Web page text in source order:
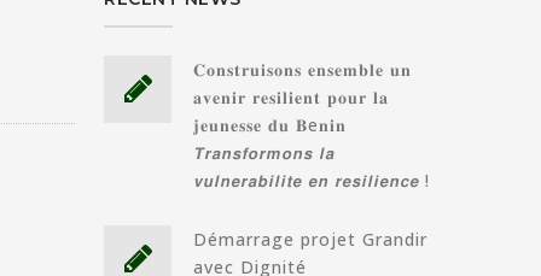
𝐂𝐨𝐧𝐬𝐭𝐫𝐮𝐢𝐬𝐨𝐧𝐬 𝐞𝐧𝐬𝐞𝐦𝐛𝐥𝐞 𝐮𝐧
𝐚𝐯𝐞𝐧𝐢𝐫 𝐫𝐞𝐬𝐢𝐥𝐢𝐞𝐧𝐭 𝐩𝐨𝐮𝐫 𝐥𝐚
𝐣𝐞𝐮𝐧𝐞𝐬𝐬𝐞 𝐝𝐮 𝐁e𝐧𝐢𝐧
𝙏𝙧𝙖𝙣𝙨𝙛𝙤𝙧𝙢𝙤𝙣𝙨 𝙡𝙖
𝙫𝙪𝙡𝙣𝙚𝙧𝙖𝙗𝙞𝙡𝙞𝙩𝙚 𝙚𝙣 𝙧𝙚𝙨𝙞𝙡𝙞𝙚𝙣𝙘𝙚 !
Démarrage projet Grandir
avec Dignité